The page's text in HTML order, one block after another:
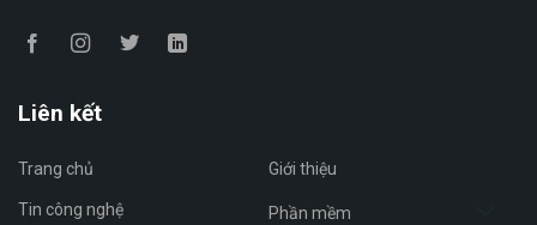
Liên kết
Trang chủ Giới thiệu
Tin công nghệ Phần mềm